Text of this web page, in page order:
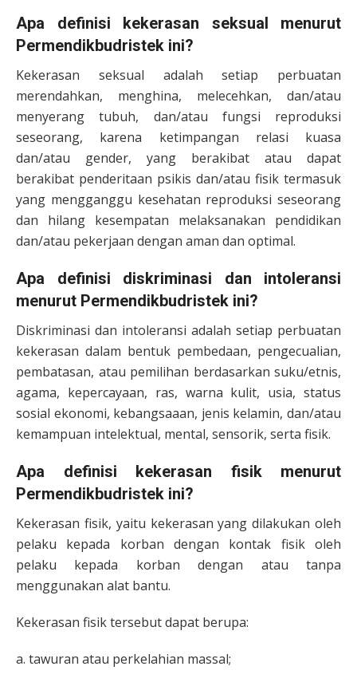
Apa definisi kekerasan seksual menurut
Permendikbudristek ini?
Kekerasan seksual adalah setiap perbuatan
merendahkan, menghina, melecehkan, dan/atau
menyerang tubuh, dan/atau fungsi reproduksi
seseorang, karena ketimpangan relasi kuasa
dan/atau gender, yang berakibat atau dapat
berakibat penderitaan psikis dan/atau fisik termasuk
yang mengganggu kesehatan reproduksi seseorang
dan hilang kesempatan melaksanakan pendidikan
dan/atau pekerjaan dengan aman dan optimal.
Apa definisi diskriminasi dan intoleransi
menurut Permendikbudristek ini?
Diskriminasi dan intoleransi adalah setiap perbuatan
kekerasan dalam bentuk pembedaan, pengecualian,
pembatasan, atau pemilihan berdasarkan suku/etnis,
agama, kepercayaan, ras, warna kulit, usia, status
sosial ekonomi, kebangsaaan, jenis kelamin, dan/atau
kemampuan intelektual, mental, sensorik, serta fisik.
Apa definisi kekerasan fisik menurut
Permendikbudristek ini?
Kekerasan fisik, yaitu kekerasan yang dilakukan oleh
pelaku kepada korban dengan kontak fisik oleh
pelaku kepada korban dengan atau tanpa
menggunakan alat bantu.
Kekerasan fisik tersebut dapat berupa:
a. tawuran atau perkelahian massal;